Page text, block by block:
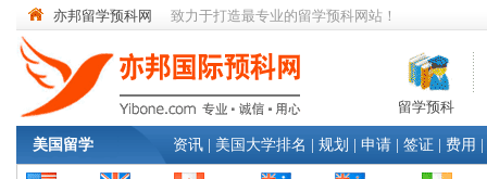
亦邦留学预科网 致力于打造最专业的留学预科网站！
留学预科
美国留学 资讯 美国大学排名 规划 申请 签证 费用